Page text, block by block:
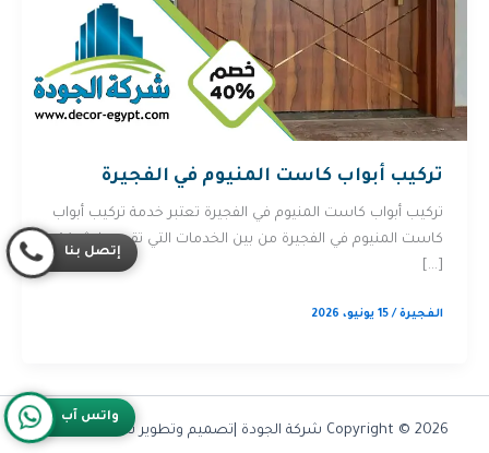
تركيب أبواب كاست المنيوم في الفجيرة
تركيب أبواب كاست المنيوم في الفجيرة تعتبر خدمة تركيب أبواب
كاست المنيوم في الفجيرة من بين الخدمات التي تقدمها شركة
[…]
الفجيرة/15 يونيو، 2026
Copyright © 2026 شركة الجودة |تصميم وتطوير شركة Olymoo
واتس آب
إتصل بنا